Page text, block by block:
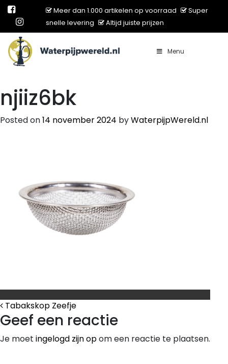
Meer dan 1.000 artikelen op voorraad
Super
snelle levering
Altijd juiste prijzen
Main Navigation Menu
njiiz6bk
Posted on14 november 2024 byWaterpijpWereld.nl
Bericht Navigatie
Tabakskop Zeefje
Geef een reactie
Je moet ingelogd zijn opom een reactie te plaatsen.